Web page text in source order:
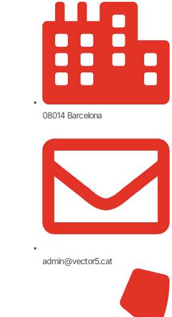
08014 Barcelona
admin@vector5.cat